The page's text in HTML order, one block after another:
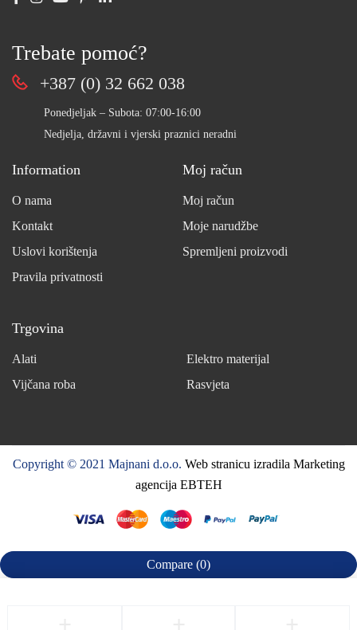
Trebate pomoć?
+387 (0) 32 662 038
Ponedjeljak – Subota: 07:00-16:00
Nedjelja, državni i vjerski praznici neradni
Information
O nama
Kontakt
Uslovi korištenja
Pravila privatnosti
Moj račun
Moj račun
Moje narudžbe
Spremljeni proizvodi
Trgovina
Alati
Elektro materijal
Vijčana roba
Rasvjeta
Copyright © 2021 Majnani d.o.o. Web stranicu izradila Marketing
agencija EBTEH
Compare (0)